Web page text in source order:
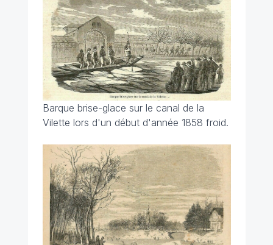
Barque brise-glace sur le canal de la
Vilette lors d'un début d'année 1858 froid.